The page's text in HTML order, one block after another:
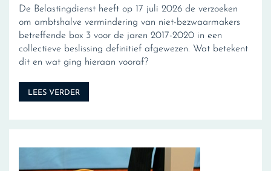
De Belastingdienst heeft op 17 juli 2026 de verzoeken
om ambtshalve vermindering van niet-bezwaarmakers
betreffende box 3 voor de jaren 2017-2020 in een
collectieve beslissing definitief afgewezen. Wat betekent
dit en wat ging hieraan vooraf?
LEES VERDER